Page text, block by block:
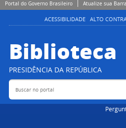
Portal do Governo Brasileiro Atualize sua
ACESSIBILIDADE ALTO
Biblioteca
PRESIDÊNCIA DA REPÚBLICA
Buscar no portal